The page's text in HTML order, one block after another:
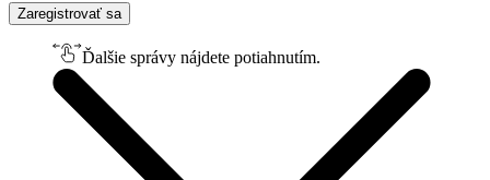
Zaregistrovať sa
Ďalšie správy nájdete potiahnutím.